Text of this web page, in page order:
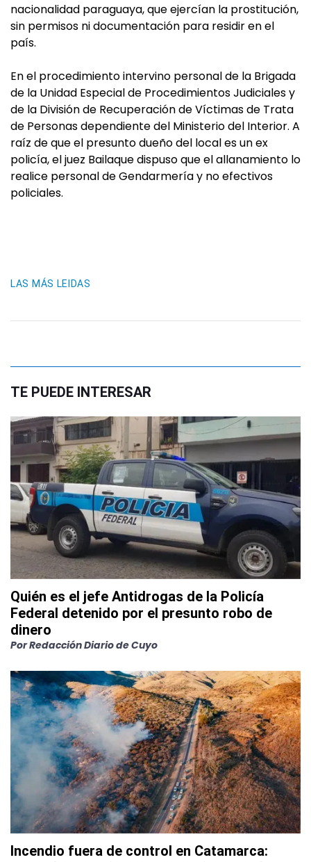
nacionalidad paraguaya, que ejercían la prostitución,
sin permisos ni documentación para residir en el
país.
En el procedimiento intervino personal de la Brigada
de la Unidad Especial de Procedimientos Judiciales y
de la División de Recuperación de Víctimas de Trata
de Personas dependiente del Ministerio del Interior. A
raíz de que el presunto dueño del local es un ex
policía, el juez Bailaque dispuso que el allanamiento lo
realice personal de Gendarmería y no efectivos
policiales.
LAS MÁS LEIDAS
TE PUEDE INTERESAR
Quién es el jefe Antidrogas de la Policía
Federal detenido por el presunto robo de
dinero
PorRedacción Diario de Cuyo
Incendio fuera de control en Catamarca: